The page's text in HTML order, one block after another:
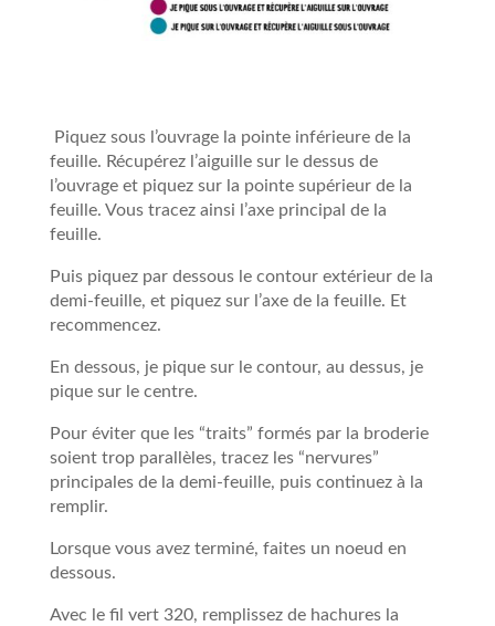
Piquez sous l’ouvrage la pointe inférieure de la
feuille. Récupérez l’aiguille sur le dessus de
l’ouvrage et piquez sur la pointe supérieur de la
feuille. Vous tracez ainsi l’axe principal de la
feuille.
Puis piquez par dessous le contour extérieur de la
demi-feuille, et piquez sur l’axe de la feuille. Et
recommencez.
En dessous, je pique sur le contour, au dessus, je
pique sur le centre.
Pour éviter que les “traits” formés par la broderie
soient trop parallèles, tracez les “nervures”
principales de la demi-feuille, puis continuez à la
remplir.
Lorsque vous avez terminé, faites un noeud en
dessous.
Avec le fil vert 320, remplissez de hachures la